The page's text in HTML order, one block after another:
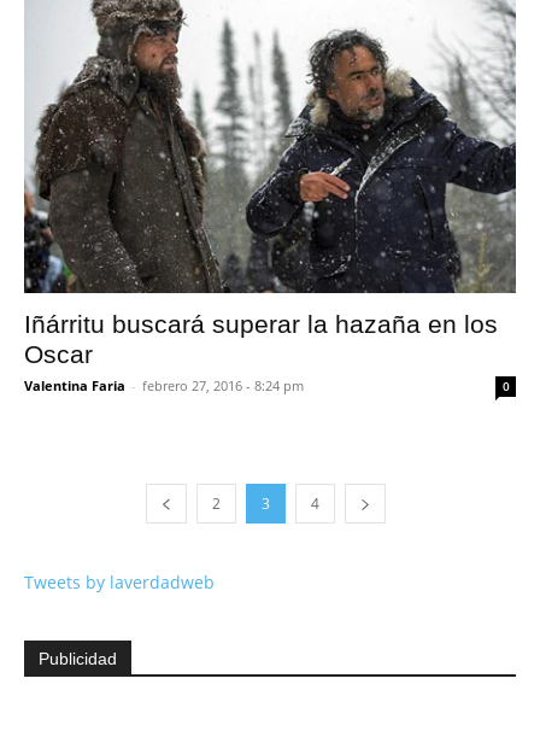
Iñárritu buscará superar la hazaña en los
Oscar
Valentina Faria - febrero 27, 2016 - 8:24 pm 0
2 3 4
Tweets by laverdadweb
Publicidad